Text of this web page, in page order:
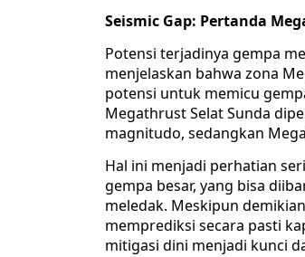
Seismic Gap: Pertanda
Potensi terjadinya gempa
menjelaskan bahwa zona
potensi untuk memicu
Megathrust Selat Sunda
magnitudo, sedangkan
Hal ini menjadi perhatian
gempa besar, yang bisa
meledak. Meskipun
memprediksi secara pasti
mitigasi dini menjadi kunci